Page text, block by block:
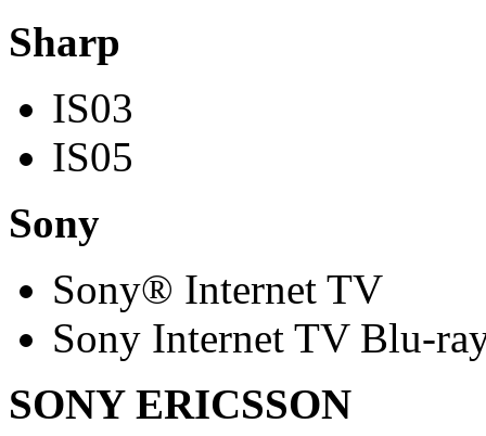
Sharp
IS03
IS05
Sony
Sony® Internet TV
Sony Internet TV Blu-
SONY ERICSSON